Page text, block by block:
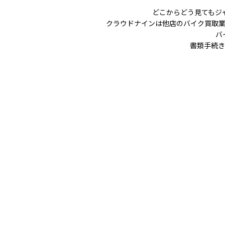
どこからどう見ても
クラウドナインは他店のバイク買取
バ
書類手続